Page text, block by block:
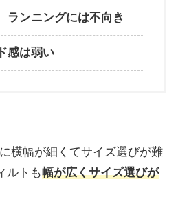
ランニングには不向き
感は弱い
横幅が細くてサイズ選びが難
ルトも幅が広くサイズ選びが